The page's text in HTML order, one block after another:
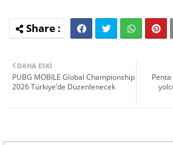
DAHA ESKI
PUBG MOBILE Global Championship
2026 Türkiye’de Düzenlenecek